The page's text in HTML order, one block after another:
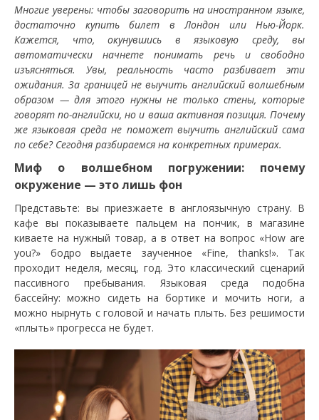
Многие уверены: чтобы заговорить на иностранном языке,
достаточно купить билет в Лондон или Нью-Йорк.
Кажется, что, окунувшись в языковую среду, вы
автоматически начнете понимать речь и свободно
изъясняться. Увы, реальность часто разбивает эти
ожидания. За границей не выучить английский волшебным
образом — для этого нужны не только стены, которые
говорят по-английски, но и ваша активная позиция. Почему
же языковая среда не поможет выучить английский сама
по себе? Сегодня разбираемся на конкретных примерах.
Миф о волшебном погружении: почему
окружение — это лишь фон
Представьте: вы приезжаете в англоязычную страну. В
кафе вы показываете пальцем на пончик, в магазине
киваете на нужный товар, а в ответ на вопрос «How are
you?» бодро выдаете заученное «Fine, thanks!». Так
проходит неделя, месяц, год. Это классический сценарий
пассивного пребывания. Языковая среда подобна
бассейну: можно сидеть на бортике и мочить ноги, а
можно нырнуть с головой и начать плыть. Без решимости
«плыть» прогресса не будет.